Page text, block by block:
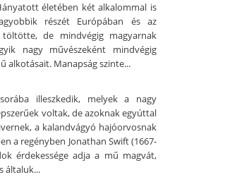
életében két alkalommal is
részét Európában és az
de mindvégig magyarnak
nagy művészeként mindvégig
alkotásait. Manapság szinte...
illeszkedik, melyek a nagy
voltak, de azoknak egyúttal
a kalandvágyó hajóorvosnak
a regényben Jonathan Swift (1667-
érdekessége adja a mű magvát,
általuk...